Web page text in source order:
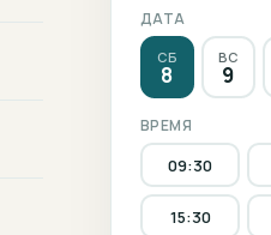
ДАТА
СБ
8
ВС
9
ВРЕМЯ
09:30
15:30